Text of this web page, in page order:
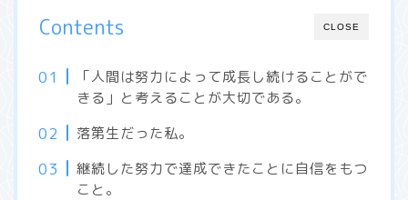
CLOSE
Contents
「人間は努力によって成長し続けることがで
きる」と考えることが大切である。
落第生だった私。
継続した努力で達成できたことに自信をもつ
こと。